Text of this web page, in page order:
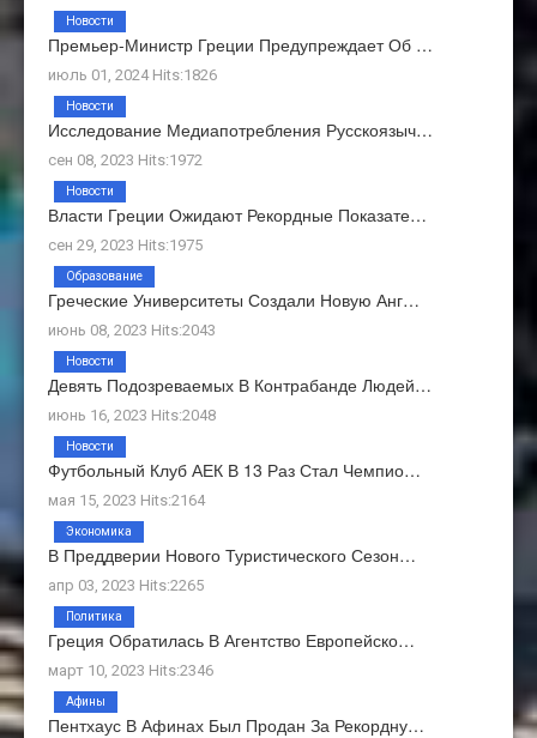
Премьер-Министр Греции Предупреждает Об …
июль 01, 2024 Hits:1826
Новости
Исследование Медиапотребления Русскоязыч…
сен 08, 2023 Hits:1972
Новости
Власти Греции Ожидают Рекордные Показате…
сен 29, 2023 Hits:1975
Новости
Греческие Университеты Создали Новую Анг…
июнь 08, 2023 Hits:2043
Образование
Девять Подозреваемых В Контрабанде Людей…
июнь 16, 2023 Hits:2048
Новости
Футбольный Клуб АЕК В 13 Раз Стал Чемпио…
мая 15, 2023 Hits:2164
Новости
В Преддверии Нового Туристического Сезон…
апр 03, 2023 Hits:2265
Экономика
Греция Обратилась В Агентство Европейско…
март 10, 2023 Hits:2346
Политика
Пентхаус В Афинах Был Продан За Рекордну…
Афины